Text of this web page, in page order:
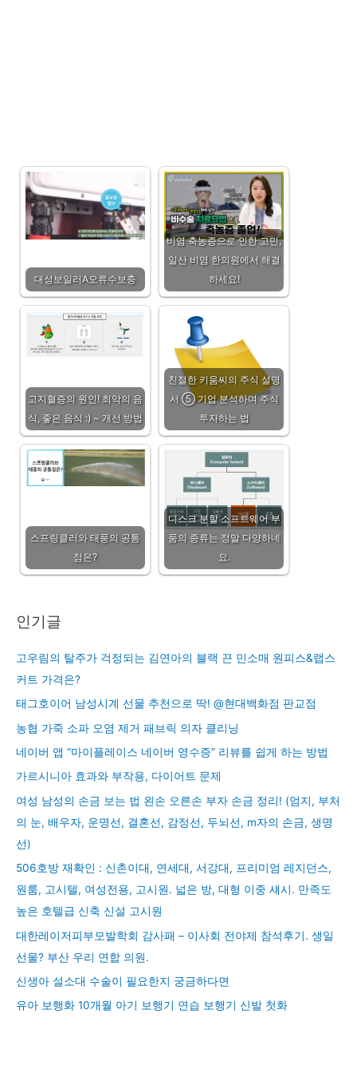
대성보일러A오류수보충
비염 축농증으로 인한 고민,
일산 비염 한의원에서 해결
하세요!
고지혈증의 원인! 최악의 음
식, 좋은 음식 :) ~ 개선 방법
친절한 키움씨의 주식 설명
서 ⑤ 기업 분석하며 주식
투자하는 법
스프링클러와 태풍의 공통
점은?
디스크 분할 소프트웨어 부
품의 종류는 정말 다양하네
요.
인기글
고우림의 탈주가 걱정되는 김연아의 블랙 끈 민소매 원피스&랩스
커트 가격은?
태그호이어 남성시계 선물 추천으로 딱! @현대백화점 판교점
농협 가죽 소파 오염 제거 패브릭 의자 클리닝
네이버 앱 “마이플레이스 네이버 영수증” 리뷰를 쉽게 하는 방법
가르시니아 효과와 부작용, 다이어트 문제
여성 남성의 손금 보는 법 왼손 오른손 부자 손금 정리! (엄지, 부처
의 눈, 배우자, 운명선, 결혼선, 감정선, 두뇌선, m자의 손금, 생명
선)
506호방 재확인 : 신촌이대, 연세대, 서강대, 프리미엄 레지던스,
원룸, 고시텔, 여성전용, 고시원. 넓은 방, 대형 이중 섀시. 만족도
높은 호텔급 신축 신설 고시원
대한레이저피부모발학회 감사패 – 이사회 전야제 참석후기. 생일
선물? 부산 우리 연합 의원.
신생아 설소대 수술이 필요한지 궁금하다면
유아 보행화 10개월 아기 보행기 연습 보행기 신발 첫화